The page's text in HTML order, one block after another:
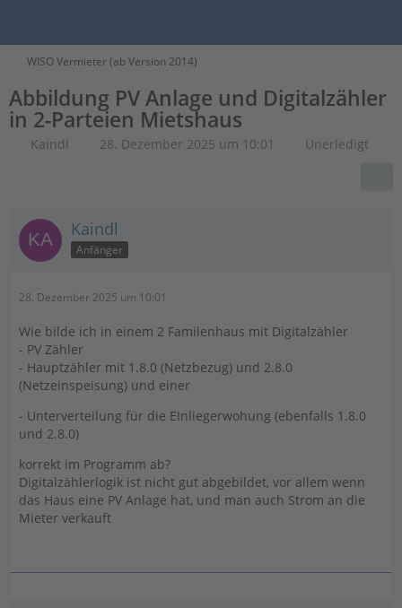
WISO Vermieter (ab Version 2014)
Abbildung PV Anlage und Digitalzähler
in 2-Parteien Mietshaus
Kaindl 28. Dezember 2025 um 10:01 Unerledigt
Kaindl
Anfänger
28. Dezember 2025 um 10:01
Wie bilde ich in einem 2 Familenhaus mit Digitalzähler
- PV Zähler
- Hauptzähler mit 1.8.0 (Netzbezug) und 2.8.0
(Netzeinspeisung) und einer
- Unterverteilung für die EInliegerwohung (ebenfalls 1.8.0
und 2.8.0)
korrekt im Programm ab?
Digitalzählerlogik ist nicht gut abgebildet, vor allem wenn
das Haus eine PV Anlage hat, und man auch Strom an die
Mieter verkauft